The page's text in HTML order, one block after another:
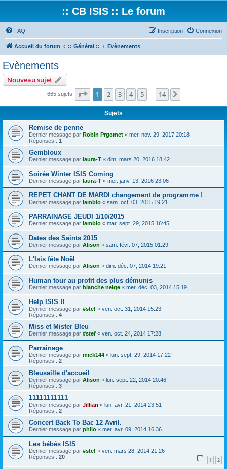
:: CB ISIS :: Le forum
FAQ Connexion
Inscription
Accueil du forum :: Général :: Evènements
Evènements
Nouveau sujet
665 sujets Page 1sur14
1 2 3 4 5 14
Sujets
Remise de penne
Dernier message par Robin Prgomet « mer. nov. 29, 2017 20:18
Réponses : 1
Gembloux
Dernier message par laura-T « dim. mars 20, 2016 18:42
Soirée Winter ISIS Coming
Dernier message par laura-T « mer. janv. 13, 2016 23:06
REPET CHANT DE MARDI changement de programme !
Dernier message par lamblo « sam. oct. 03, 2015 19:21
PARRAINAGE JEUDI 1/10/2015
Dernier message par lamblo « mar. sept. 29, 2015 16:45
Dates des Saints 2015
Dernier message par Alison « sam. févr. 07, 2015 01:29
L'Isis fête Noël
Dernier message par Alison « dim. déc. 07, 2014 19:21
Human tour au profit des plus démunis
Dernier message par blanche neige « mer. déc. 03, 2014 15:19
Help ISIS !!
Dernier message par #stef « ven. oct. 31, 2014 15:23
Réponses : 4
Miss et Mister Bleu
Dernier message par #stef « ven. oct. 24, 2014 17:28
Parrainage
Dernier message par mick144 « lun. sept. 29, 2014 17:22
Réponses : 2
Bleusaille d'accueil
Dernier message par Alison « lun. sept. 22, 2014 20:46
Réponses : 3
11111111111
Dernier message par Jillian « lun. avr. 21, 2014 23:51
Réponses : 2
Concert Back To Bac 12 Avril.
Dernier message par philo « mer. avr. 09, 2014 16:36
Les bébés ISIS
Dernier message par #stef « ven. mars 28, 2014 21:26
Réponses : 20 1 2